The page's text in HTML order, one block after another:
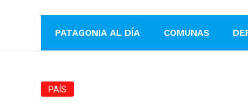
PATAGONIA AL DÍA COMUNAS
PAÍS